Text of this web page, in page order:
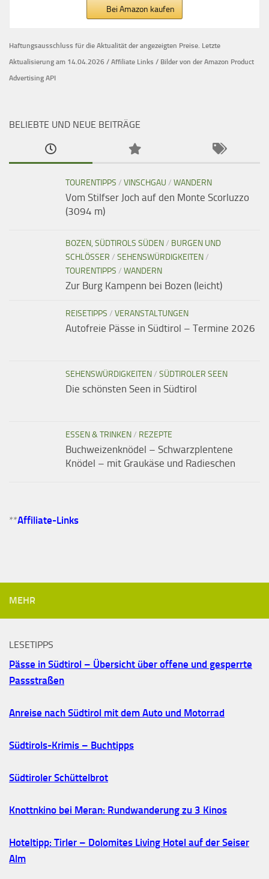
Bei Amazon kaufen
Haftungsausschluss für die Aktualität der angezeigten Preise. Letzte
Aktualisierung am 14.04.2026 / Affiliate Links / Bilder von der Amazon Product
Advertising API
BELIEBTE UND NEUE BEITRÄGE
TOURENTIPPS / VINSCHGAU / WANDERN
Vom Stilfser Joch auf den Monte Scorluzzo
(3094 m)
BOZEN, SÜDTIROLS SÜDEN/ BURGEN UND
SCHLÖSSER / SEHENSWÜRDIGKEITEN/
TOURENTIPPS / WANDERN
Zur Burg Kampenn bei Bozen (leicht)
REISETIPPS / VERANSTALTUNGEN
Autofreie Pässe in Südtirol – Termine 2026
SEHENSWÜRDIGKEITEN/ SÜDTIROLER SEEN
Die schönsten Seen in Südtirol
ESSEN & TRINKEN/ REZEPTE
Buchweizenknödel – Schwarzplentene
Knödel – mit Graukäse und Radieschen
**Affiliate-Links
MEHR
LESETIPPS
Pässe in Südtirol – Übersicht über offene und gesperrte
Passstraßen
Anreise nach Südtirol mit dem Auto und Motorrad
Südtirols-Krimis – Buchtipps
Südtiroler Schüttelbrot
Knottnkino bei Meran: Rundwanderung zu 3 Kinos
Hoteltipp: Tirler – Dolomites Living Hotel auf der Seiser
Alm